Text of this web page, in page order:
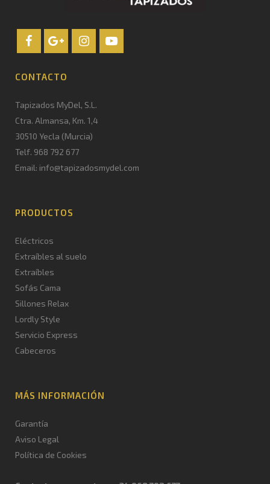
CONTACTO
Tapizados MyDel, S.L.
Ctra. Almansa, Km. 1,4
30510 Yecla (Murcia)
Telf. 968 792 677
Email: info@tapizadosmydel.com
PRODUCTOS
Eléctricos
Extraíbles al suelo
Extraíbles
Sofás Cama
Sillones Relax
Lordly Style
Servicio Express
Cabeceros
MÁS INFORMACIÓN
Garantía
Aviso Legal
Política de Cookies